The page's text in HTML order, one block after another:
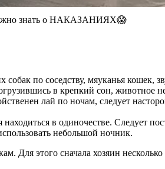
знать о НАКАЗАНИЯХ😱
по соседству, мяуканья
в крепкий сон, животное не
лай по ночам, следует
в одиночестве. Следует
небольшой ночник.
Для этого сначала хозяин